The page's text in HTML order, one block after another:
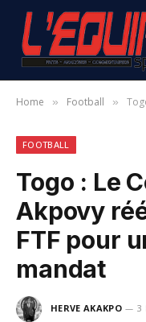
Home » Football » Togo :
FOOTBALL
Togo : Le
Akpovy
FTF pour
mandat
HERVE AKAKPO 3